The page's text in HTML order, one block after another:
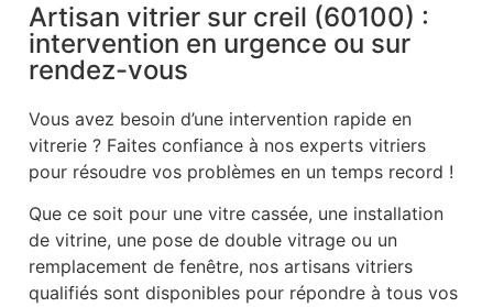
Artisan vitrier sur creil (60100) :
intervention en urgence ou sur
rendez-vous
Vous avez besoin d’une intervention rapide en
vitrerie ? Faites confiance à nos experts vitriers
pour résoudre vos problèmes en un temps record !
Que ce soit pour une vitre cassée, une installation
de vitrine, une pose de double vitrage ou un
remplacement de fenêtre, nos artisans vitriers
qualifiés sont disponibles pour répondre à tous vos